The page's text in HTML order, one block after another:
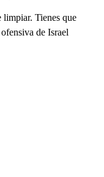
limpiar. Tienes que
de Israel